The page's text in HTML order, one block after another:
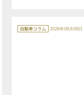
テ
ゴ
自動車コラム 2026年08月09日